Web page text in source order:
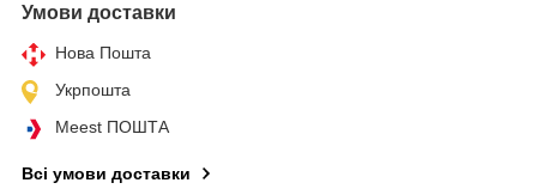
Умови доставки
Нова Пошта
Укрпошта
Meest ПОШТА
Всі умови доставки